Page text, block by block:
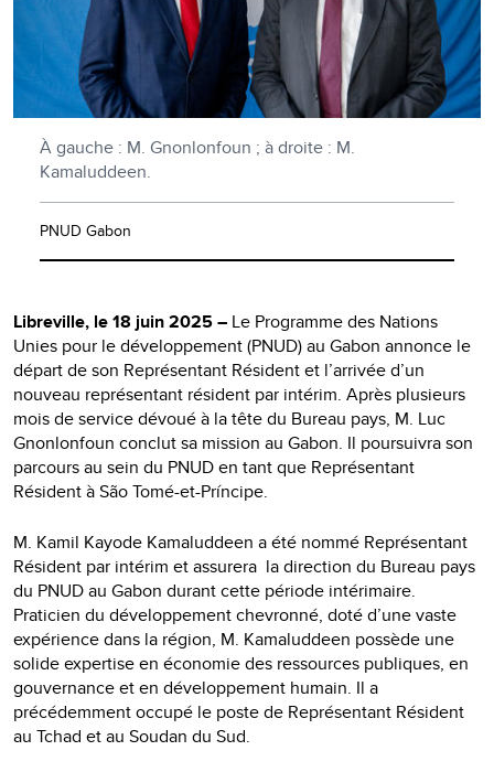
À gauche : M. Gnonlonfoun ; à droite : M.
Kamaluddeen.
PNUD Gabon
Libreville, le 18 juin 2025 – Le Programme des Nations
Unies pour le développement (PNUD) au Gabon annonce le
départ de son Représentant Résident et l’arrivée d’un
nouveau représentant résident par intérim. Après plusieurs
mois de service dévoué à la tête du Bureau pays, M. Luc
Gnonlonfoun conclut sa mission au Gabon. Il poursuivra son
parcours au sein du PNUD en tant que Représentant
Résident à São Tomé-et-Príncipe.
M. Kamil Kayode Kamaluddeen a été nommé Représentant
Résident par intérim et assurera la direction du Bureau pays
du PNUD au Gabon durant cette période intérimaire.
Praticien du développement chevronné, doté d’une vaste
expérience dans la région, M. Kamaluddeen possède une
solide expertise en économie des ressources publiques, en
gouvernance et en développement humain. Il a
précédemment occupé le poste de Représentant Résident
au Tchad et au Soudan du Sud.